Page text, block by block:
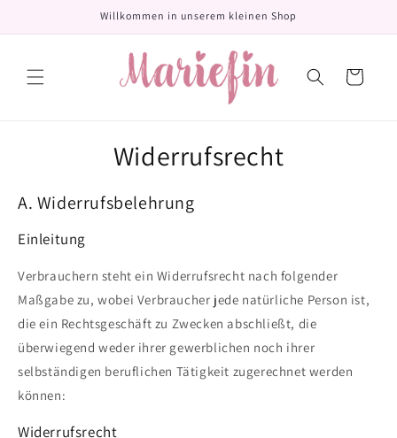
Inhalt
Willkommen in unserem kleinen Shop
Warenkorb
Widerrufsrecht
A. Widerrufsbelehrung
Einleitung
Verbrauchern steht ein Widerrufsrecht nach folgender
Maßgabe zu, wobei Verbraucher jede natürliche Person ist,
die ein Rechtsgeschäft zu Zwecken abschließt, die
überwiegend weder ihrer gewerblichen noch ihrer
selbständigen beruflichen Tätigkeit zugerechnet werden
können:
Widerrufsrecht